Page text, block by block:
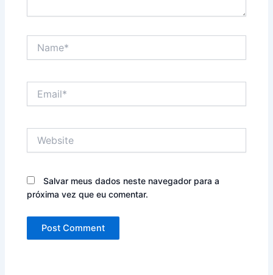
Salvar meus dados neste navegador para a
próxima vez que eu comentar.